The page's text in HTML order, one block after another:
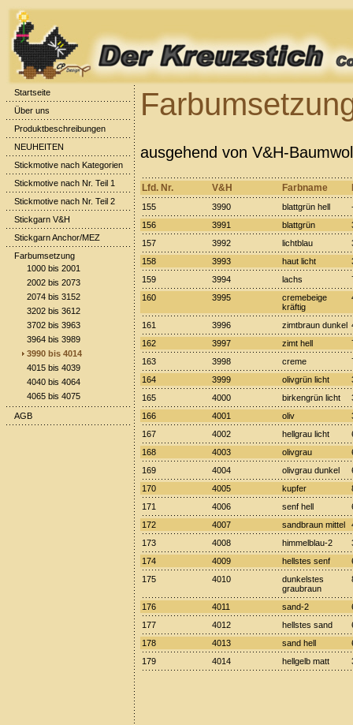
Startseite
Über uns
Produktbeschreibungen
NEUHEITEN
Stickmotive nach Kategorien
Stickmotive nach Nr. Teil 1
Stickmotive nach Nr. Teil 2
Stickgarn V&H
Stickgarn Anchor/MEZ
Farbumsetzung
1000 bis 2001
2002 bis 2073
2074 bis 3152
3202 bis 3612
3702 bis 3963
3964 bis 3989
3990 bis 4014
4015 bis 4039
4040 bis 4064
4065 bis 4075
AGB
ausgehend von V&H-
Lfd. Nr. V&H Farbname
155 3990 blattgrün hell
156
3991 blattgrün
157
3992 lichtblau
158
3993 haut licht
159
3994 lachs
160
3995
cremebeige
kräftig
161 3996 zimtbraun dunkel
162
3997 zimt hell
163
3998 creme
164
3999 olivgrün licht
165
4000 birkengrün licht
166
4001 oliv
167
4002 hellgrau licht
168
4003 olivgrau
169
4004 olivgrau dunkel
170
4005 kupfer
171
4006 senf hell
172
4007 sandbraun mittel
173
4008 himmelblau-2
174
4009 hellstes senf
175
4010
dunkelstes
graubraun
176 4011 sand-2
177
4012 hellstes sand
178
4013 sand hell
179
4014 hellgelb matt